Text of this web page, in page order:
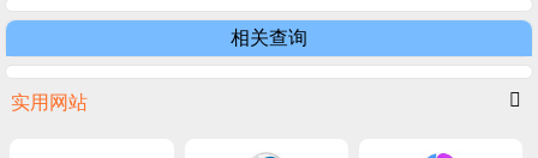
相关查询
实用网站